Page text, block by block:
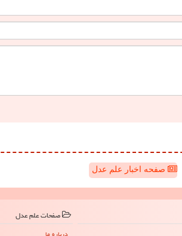
صفحه اخبار علم عدل
صفحات علم عدل